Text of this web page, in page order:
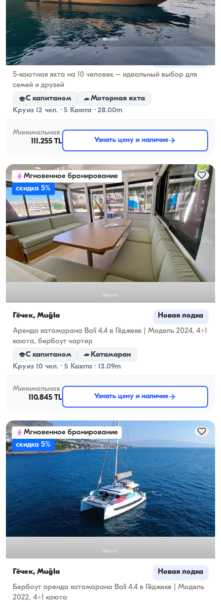
Гёчек, Muğla
5-каютная яхта на 10 человек – идеальный выбор для
семей и друзей
С капитаном
Моторная яхта
Круиз 12 чел. · 5 Каюта · 28.00m
Минимальная
111.255 TL
Узнать цену и наличие
Мгновенное бронирование
скидка 5%
Гёчек, Muğla Новая лодка
Аренда катамарана Bali 4.4 в Гёджеке | Модель 2024, 4+1
каюта, бербоут чартер
С капитаном
Катамаран
Круиз 10 чел. · 5 Каюта · 13.09m
Минимальная
110.845 TL
Узнать цену и наличие
Мгновенное бронирование
скидка 5%
Гёчек, Muğla Новая лодка
Бербоут аренда катамарана Bali 4.4 в Гёджеке | Модель
2022, 4+1 каюта